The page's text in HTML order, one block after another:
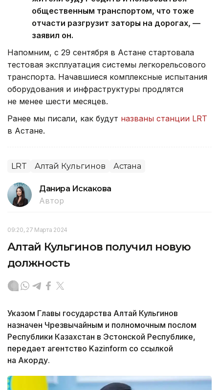
общественным транспортом, что тоже
отчасти разгрузит заторы на дорогах, —
заявил он.
Напомним, с 29 сентября в Астане стартовала
тестовая эксплуатация системы легкорельсового
транспорта. Начавшиеся комплексные испытания
оборудования и инфраструктуры продлятся
не менее шести месяцев.
Ранее мы писали, как будут названы станции LRT
в Астане.
LRT Алтай Кульгинов Астана
Данира Искакова
Автор
09:20, 27 Марта 2024
Алтай Кульгинов получил новую
должность
Указом Главы государства Алтай Кульгинов
назначен Чрезвычайным и полномочным послом
Республики Казахстан в Эстонской Республике,
передает агентство Kazinform со ссылкой
на Акорду.